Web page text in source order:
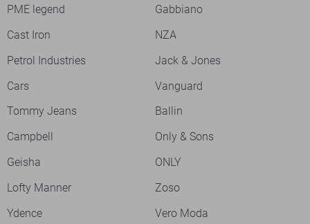
PME legend
Gabbiano
Cast Iron
NZA
Petrol Industries
Jack & Jones
Cars
Vanguard
Tommy Jeans
Ballin
Campbell
Only & Sons
Geisha
ONLY
Lofty Manner
Zoso
Ydence
Vero Moda